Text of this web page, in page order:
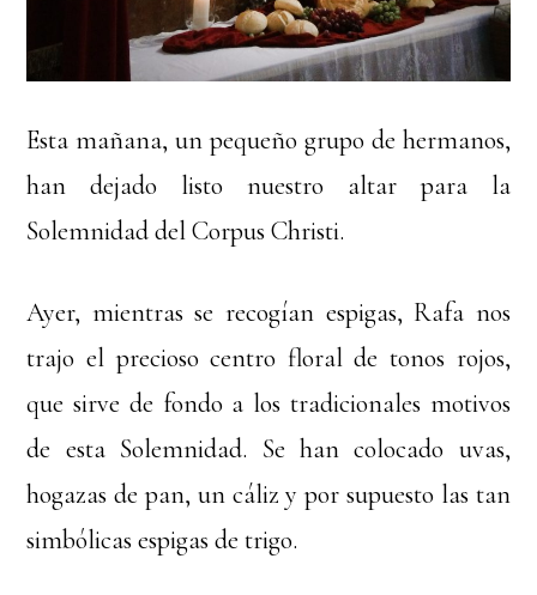
Esta mañana, un pequeño grupo de hermanos,
han dejado listo nuestro altar para la
Solemnidad del Corpus Christi.
Ayer, mientras se recogían espigas, Rafa nos
trajo el precioso centro floral de tonos rojos,
que sirve de fondo a los tradicionales motivos
de esta Solemnidad. Se han colocado uvas,
hogazas de pan, un cáliz y por supuesto las tan
simbólicas espigas de trigo.